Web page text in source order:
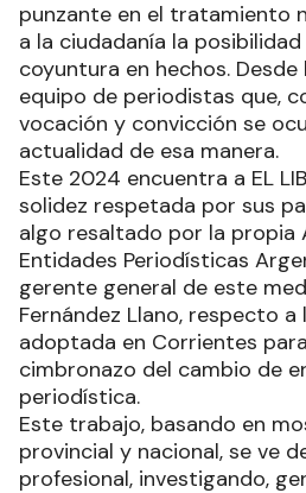
punzante en el tratamiento
a la ciudadanía la
coyuntura en hechos. Desde
equipo de periodistas que,
vocación y convicción se
actualidad de esa manera.
Este 2024 encuentra a EL
solidez respetada por sus
algo resaltado por la propia
Entidades Periodísticas
gerente general de este
Fernández Llano, respecto
adoptada en Corrientes
cimbronazo del cambio de
periodística.
Este trabajo, basando en
provincial y nacional, se ve
profesional, investigando,